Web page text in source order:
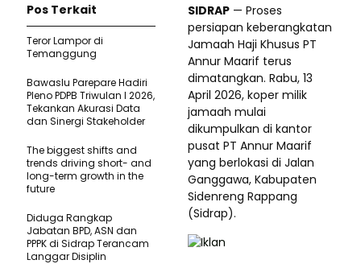
SIDRAP — Proses
persiapan keberangkatan
Jamaah Haji Khusus PT
Annur Maarif terus
dimatangkan. Rabu, 13
April 2026, koper milik
jamaah mulai
dikumpulkan di kantor
pusat PT Annur Maarif
yang berlokasi di Jalan
Ganggawa, Kabupaten
Sidenreng Rappang
(Sidrap).
Pos Terkait
Teror Lampor di
Temanggung
Bawaslu Parepare Hadiri
Pleno PDPB Triwulan I 2026,
Tekankan Akurasi Data
dan Sinergi Stakeholder
The biggest shifts and
trends driving short- and
long-term growth in the
future
Diduga Rangkap
Jabatan BPD, ASN dan
PPPK di Sidrap Terancam
Langgar Disiplin